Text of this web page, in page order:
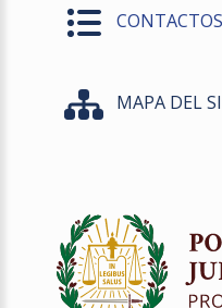
CONTACTOS
MAPA DEL